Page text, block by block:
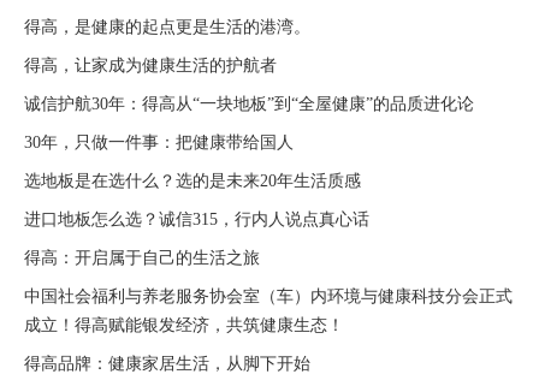
得高，是健康的起点更是生活的港湾。
得高，让家成为健康生活的护航者
诚信护航30年：得高从“一块地板”到“全屋健康”的品质进化论
30年，只做一件事：把健康带给国人
选地板是在选什么？选的是未来20年生活质感
进口地板怎么选？诚信315，行内人说点真心话
得高：开启属于自己的生活之旅
中国社会福利与养老服务协会室（车）内环境与健康科技分会正式
成立！得高赋能银发经济，共筑健康生态！
得高品牌：健康家居生活，从脚下开始